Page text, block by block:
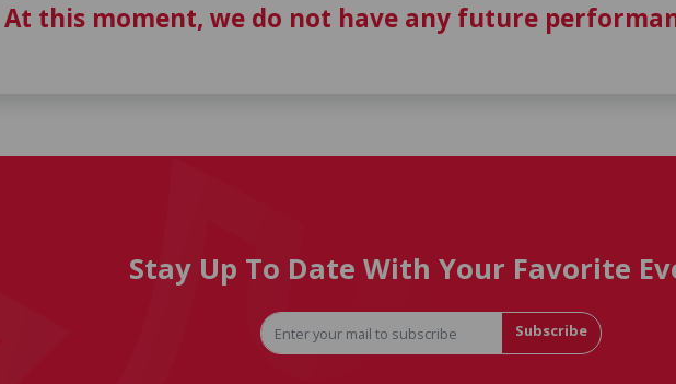
At this moment, we do not have any future
Stay Up To Date With Your Favorite
Subscribe